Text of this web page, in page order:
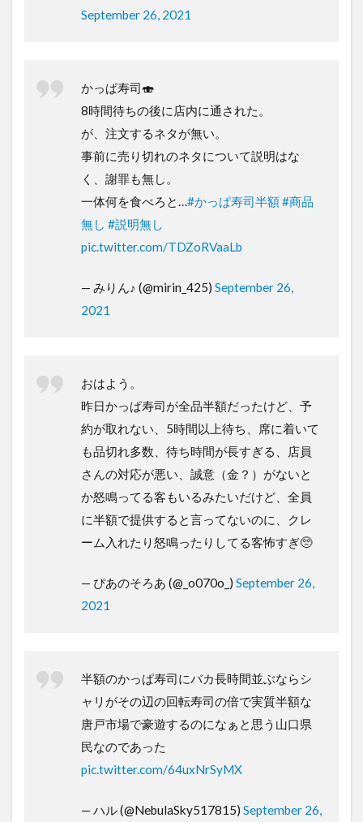
September 26, 2021
かっぱ寿司🍣
8時間待ちの後に店内に通された。
が、注文するネタが無い。
事前に売り切れのネタについて説明はな
く、謝罪も無し。
一体何を食べろと… #かっぱ寿司半額#商品
無し
#説明無し
pic.twitter.com/TDZoRVaaLb
— みりん♪ (@mirin_425) September 26,
2021
おはよう。
昨日かっぱ寿司が全品半額だったけど、予
約が取れない、5時間以上待ち、席に着いて
も品切れ多数、待ち時間が長すぎる、店員
さんの対応が悪い、誠意（金？）がないと
か怒鳴ってる客もいるみたいだけど、全員
に半額で提供すると言ってないのに、クレ
ーム入れたり怒鳴ったりしてる客怖すぎ🥺
— ぴあのそろあ (@_o070o_) September 26,
2021
半額のかっぱ寿司にバカ長時間並ぶならシ
ャリがその辺の回転寿司の倍で実質半額な
唐戸市場で豪遊するのになぁと思う山口県
民なのであった
pic.twitter.com/64uxNrSyMX
— ハル (@NebulaSky517815) September 26,